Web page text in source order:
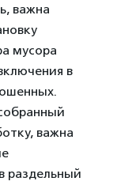
важна
мусора
в
важна
раздельный